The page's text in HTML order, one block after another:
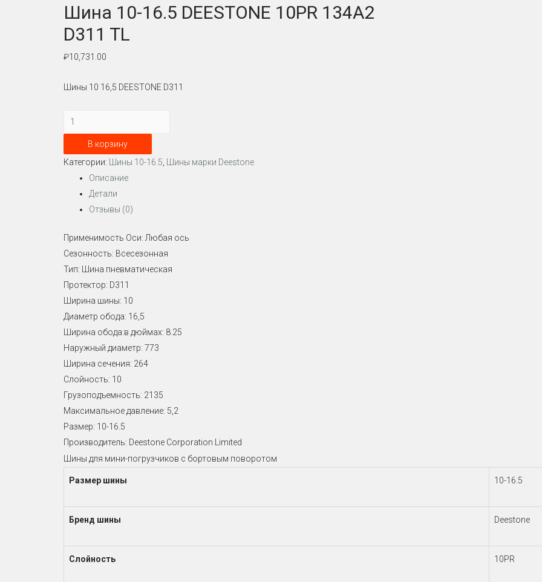
Шина 10-16.5 DEESTONE 10PR 134A2
D311 TL
₽10,731.00
Шины 10 16,5 DEESTONE D311
Количество
Шина
16.5
DEESTONE
10PR
134A2
TL
В корзину
Категории:
Шины 10-16.5
Шины марки Deestone
Описание
Детали
Отзывы (0)
Применимость Оси: Любая ось
Сезонность: Всесезонная
Тип: Шина пневматическая
Протектор: D311
Ширина шины: 10
Диаметр обода: 16,5
Ширина обода:в дюймах: 8.25
Наружный диаметр: 773
Ширина сечения: 264
Слойность: 10
Грузоподъемность: 2135
Максимальное давление: 5,2
Размер: 10-16.5
Производитель: Deestone Corporation Limited
Шины для мини-погрузчиков с бортовым поворотом
Размер шины 10-16.5
Бренд шины Deestone
Слойность 10PR